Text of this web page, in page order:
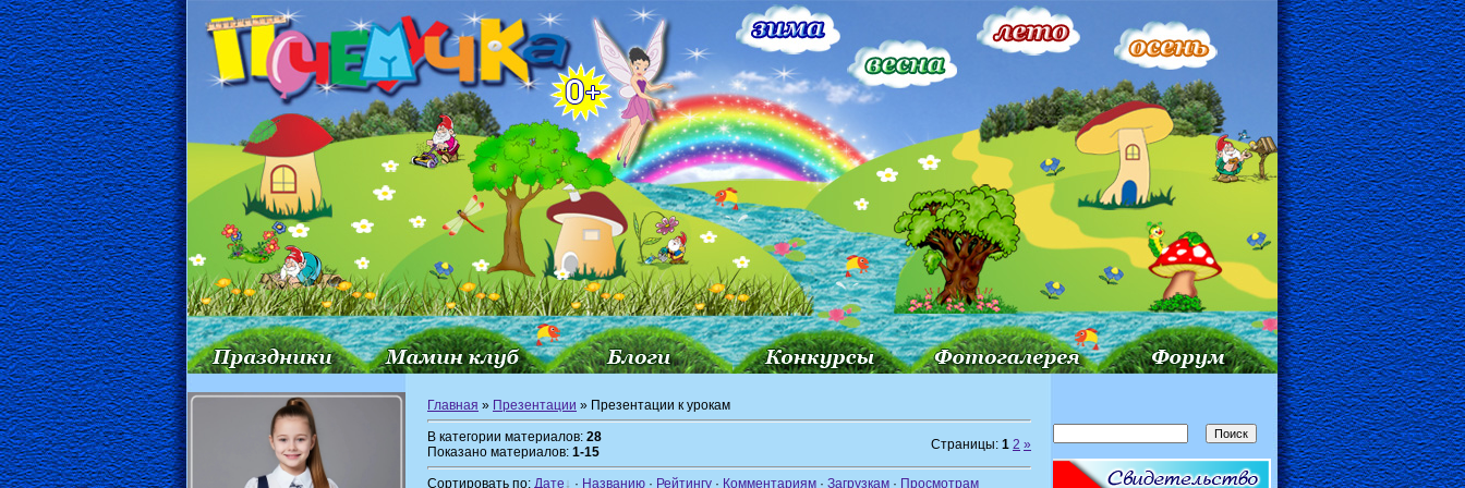
Главная » Презентации » Презентации к урокам
В категории материалов: 28
Показано материалов: 1-15 Страницы: 1 2 »
Сортировать по: Дате · Названию · Рейтингу · Комментариям · Загрузкам · Просмотрам